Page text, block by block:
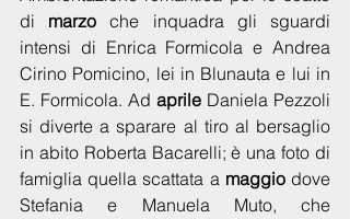
di marzo che inquadra gli sguardi
intensi di Enrica Formicola e Andrea
Cirino Pomicino, lei in Blunauta e lui in
E. Formicola. Ad aprile Daniela Pezzoli
si diverte a sparare al tiro al bersaglio
in abito Roberta Bacarelli; è una foto di
famiglia quella scattata a maggio dove
Stefania e Manuela Muto, che